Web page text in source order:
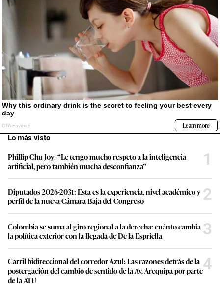
Lo más visto
Phillip Chu Joy: “Le tengo mucho respeto a la inteligencia
artificial, pero también mucha desconfianza”
1
Diputados 2026-2031: Esta es la experiencia, nivel académico y
perfil de la nueva Cámara Baja del Congreso
2
Colombia se suma al giro regional a la derecha: cuánto cambia
la política exterior con la llegada de De la Espriella
3
Carril bidireccional del corredor Azul: Las razones detrás de la
postergación del cambio de sentido de la Av. Arequipa por parte
de la ATU
4